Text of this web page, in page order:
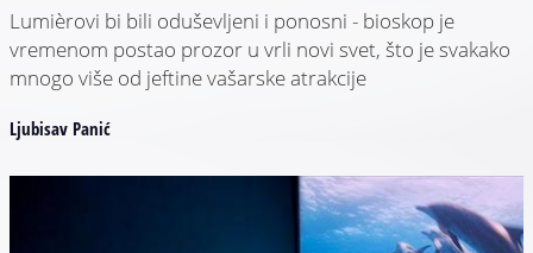
Lumièrovi bi bili oduševljeni i ponosni - bioskop je
vremenom postao prozor u vrli novi svet, što je svakako
mnogo više od jeftine vašarske atrakcije
Ljubisav Panić